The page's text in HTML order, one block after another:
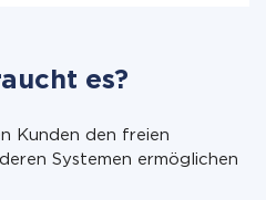
es?
Kunden den freien
Systemen ermöglichen